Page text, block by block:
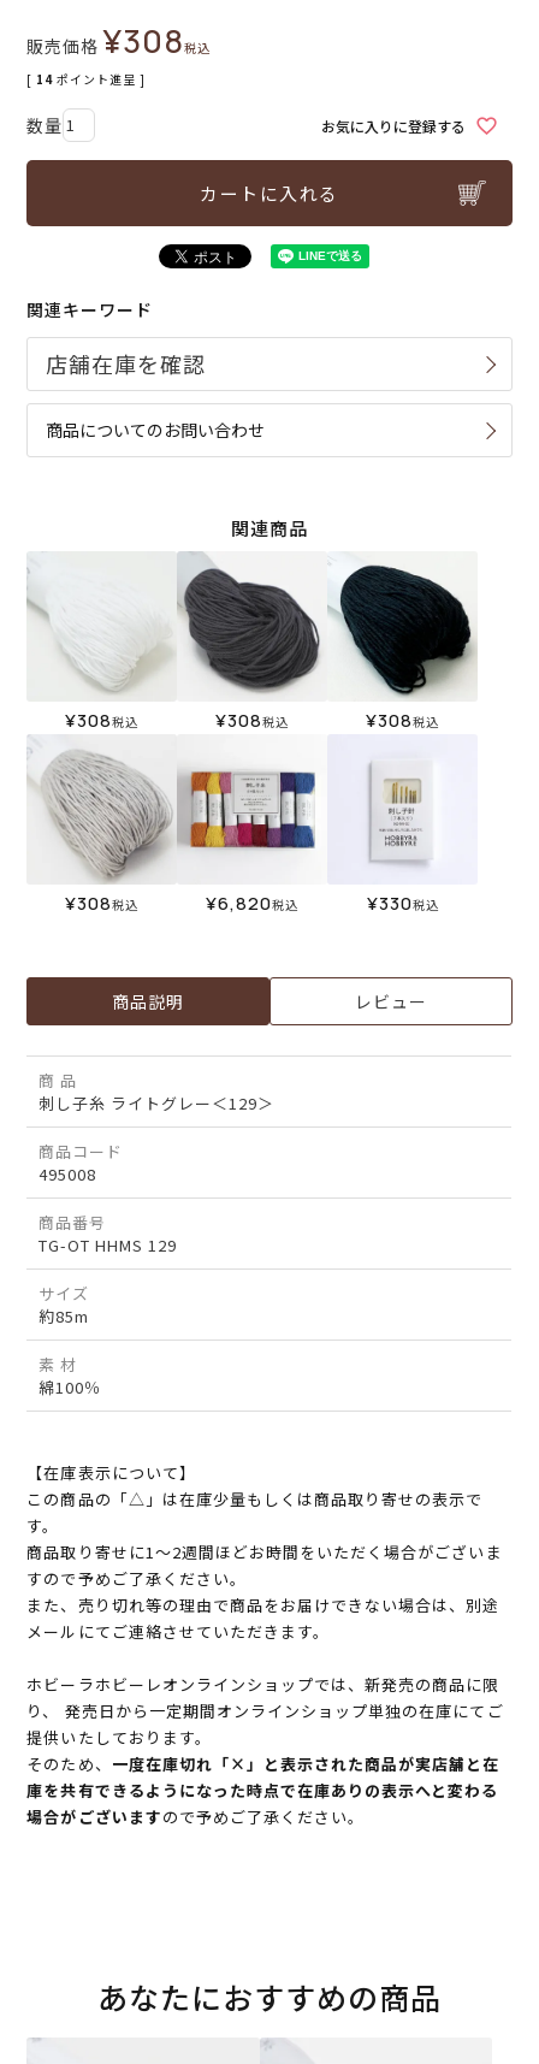
販売価格 ¥308税込
[ 14 ポイント進呈 ]
お気に入りに登録する
カートに入れる
関連キーワード
商品についてのお問い合わせ
関連商品
¥308税込 ¥308税込 ¥308税込
¥308税込 ¥6,820税込 ¥330税込
商品説明 レビュー
商 品
刺し子糸 ライトグレー＜129＞
商品コード
495008
商品番号
TG-OT HHMS 129
サイズ
約85m
素 材
綿100％
【在庫表示について】
この商品の「△」は在庫少量もしくは商品取り寄せの表示で
す。
商品取り寄せに1～2週間ほどお時間をいただく場合がございま
すので予めご了承ください。
また、売り切れ等の理由で商品をお届けできない場合は、別途
メールにてご連絡させていただきます。
ホビーラホビーレオンラインショップでは、新発売の商品に限
り、 発売日から一定期間オンラインショップ単独の在庫にてご
提供いたしております。
そのため、 一度在庫切れ「×」と表示された商品が実店舗と在
庫を共有できるようになった時点で在庫ありの表示へと変わる
場合がございますので予めご了承ください。
あなたにおすすめの商品